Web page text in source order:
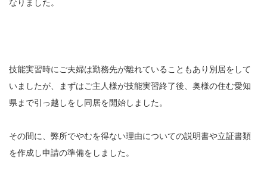
なりました。
技能実習時にご夫婦は勤務先が離れていることもあり別居をして
いましたが、まずはご主人様が技能実習終了後、奥様の住む愛知
県まで引っ越しをし同居を開始しました。
その間に、弊所でやむを得ない理由についての説明書や立証書類
を作成し申請の準備をしました。